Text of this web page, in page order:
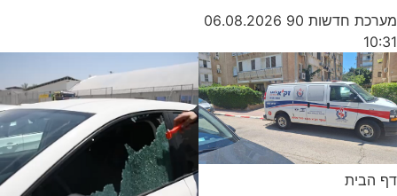
מערכת חדשות 90
06.08.2026
10:31
דף הבית